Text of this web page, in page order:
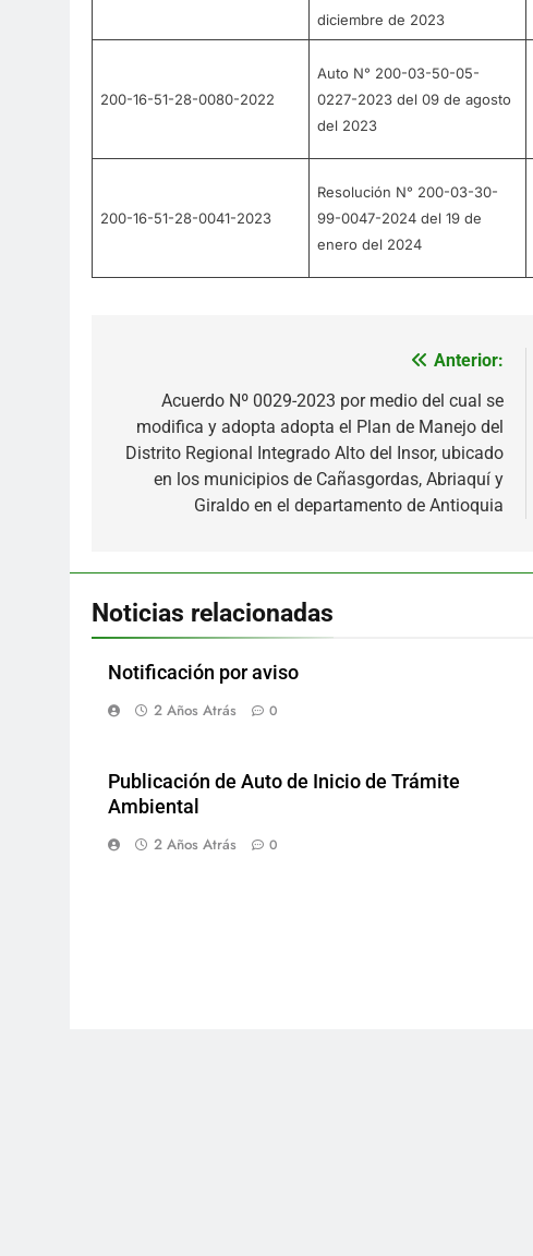
diciembre de 2023
200-16-51-28-0080-2022
Auto N° 200-03-50-05-
0227-2023 del 09 de agosto
del 2023
200-16-51-28-0041-2023
Resolución N° 200-03-30-
99-0047-2024 del 19 de
enero del 2024
entradas
Anterior:
Acuerdo Nº 0029-2023 por medio del cual se
modifica y adopta adopta el Plan de Manejo del
Distrito Regional Integrado Alto del Insor, ubicado
en los municipios de Cañasgordas, Abriaquí y
Giraldo en el departamento de Antioquia
Noticias relacionadas
Notificación por aviso
2 Años Atrás 0
Publicación de Auto de Inicio de Trámite
Ambiental
2 Años Atrás 0